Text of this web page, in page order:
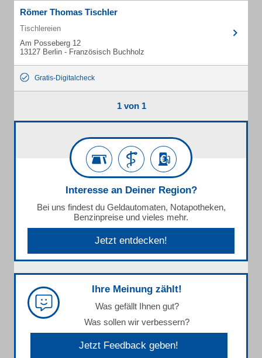
Römer Thomas Tischler
Tischlereien
Am Posseberg 12
13127 Berlin - Französisch Buchholz
Gratis-Digitalcheck
1 von 1
Interesse an Deiner Region?
Bei uns findest du Geldautomaten, Notapotheken,
Benzinpreise und vieles mehr.
Jetzt entdecken!
Ihre Meinung zählt!
Was gefällt Ihnen gut?
Was sollen wir verbessern?
Jetzt Feedback geben!